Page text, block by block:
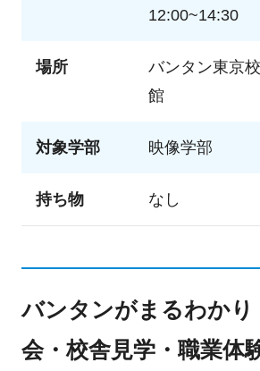
12:00~14:30
場所
バンタン東京
館
対象学部 映像学部
持ち物 なし
バンタンがまるわかり
会・校舎見学・職業体